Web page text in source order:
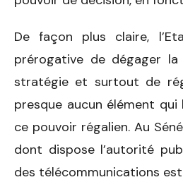
De façon plus claire,
prérogative de dégager
stratégie et surtout de
presque aucun élément qui
ce pouvoir régalien. Au
dont dispose l’autorité
des télécommunications